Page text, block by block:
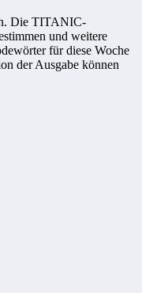
Die TITANIC-
und weitere
für diese Woche
der Ausgabe können